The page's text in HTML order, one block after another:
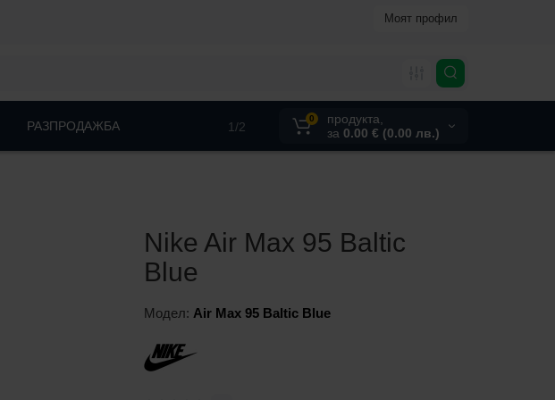
Моят профил
РАЗПРОДАЖБА 1/2
0
продукта,
за 0.00 € (0.00 лв.)
Nike Air Max 95 Baltic
Blue
Модел: Air Max 95 Baltic Blue